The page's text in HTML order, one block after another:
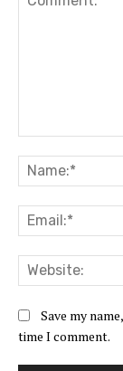
Save my
time I comment.